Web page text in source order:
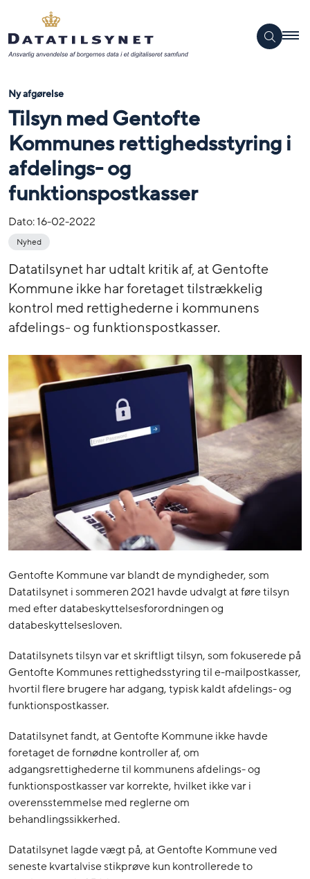
Ny afgørelse
Tilsyn med Gentofte
Kommunes rettighedsstyring i
afdelings- og
funktionspostkasser
Dato:16-02-2022
Nyhed
Datatilsynet har udtalt kritik af, at Gentofte
Kommune ikke har foretaget tilstrækkelig
kontrol med rettighederne i kommunens
afdelings- og funktionspostkasser.
Gentofte Kommune var blandt de myndigheder, som
Datatilsynet i sommeren 2021 havde udvalgt at føre tilsyn
med efter databeskyttelsesforordningen og
databeskyttelsesloven.
Datatilsynets tilsyn var et skriftligt tilsyn, som fokuserede på
Gentofte Kommunes rettighedsstyring til e-mailpostkasser,
hvortil flere brugere har adgang, typisk kaldt afdelings- og
funktionspostkasser.
Datatilsynet fandt, at Gentofte Kommune ikke havde
foretaget de fornødne kontroller af, om
adgangsrettighederne til kommunens afdelings- og
funktionspostkasser var korrekte, hvilket ikke var i
overensstemmelse med reglerne om
behandlingssikkerhed.
Datatilsynet lagde vægt på, at Gentofte Kommune ved
seneste kvartalvise stikprøve kun kontrollerede to